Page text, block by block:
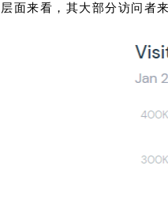
层面来看，其大部分访问者